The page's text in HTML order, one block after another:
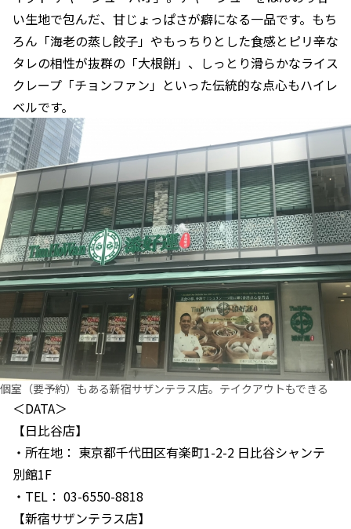
い生地で包んだ、甘じょっぱさが癖になる一品です。もち
ろん「海老の蒸し餃子」やもっちりとした食感とピリ辛な
タレの相性が抜群の「大根餅」、しっとり滑らかなライス
クレープ「チョンファン」といった伝統的な点心もハイレ
ベルです。
個室（要予約）もある新宿サザンテラス店。テイクアウトもできる
＜DATA＞
【日比谷店】
・所在地： 東京都千代田区有楽町1-2-2 日比谷シャンテ
別館1F
・TEL： 03-6550-8818
【新宿サザンテラス店】